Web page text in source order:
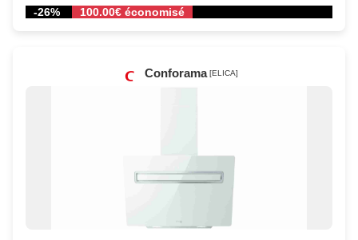
-26% 100.00€ économisé
Conforama [ELICA]